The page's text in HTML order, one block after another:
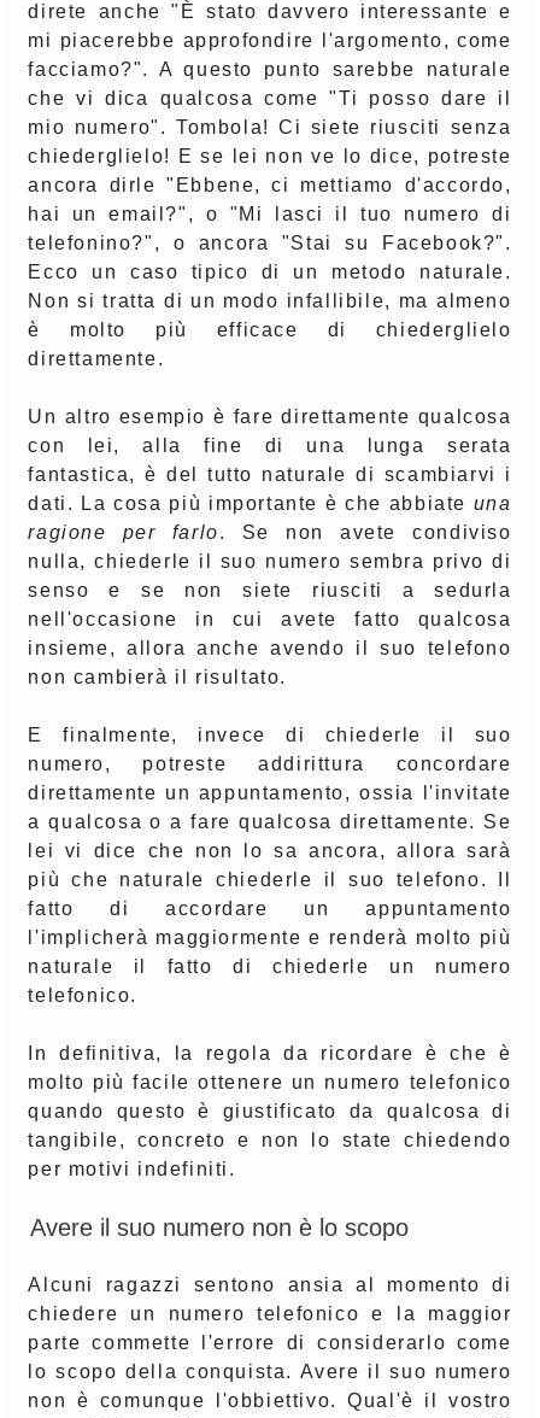
direte anche "È stato davvero interessante e
mi piacerebbe approfondire l'argomento, come
facciamo?". A questo punto sarebbe naturale
che vi dica qualcosa come "Ti posso dare il
mio numero". Tombola! Ci siete riusciti senza
chiederglielo! E se lei non ve lo dice, potreste
ancora dirle "Ebbene, ci mettiamo d'accordo,
hai un email?", o "Mi lasci il tuo numero di
telefonino?", o ancora "Stai su Facebook?".
Ecco un caso tipico di un metodo naturale.
Non si tratta di un modo infallibile, ma almeno
è molto più efficace di chiederglielo
direttamente.
Un altro esempio è fare direttamente qualcosa
con lei, alla fine di una lunga serata
fantastica, è del tutto naturale di scambiarvi i
dati. La cosa più importante è che abbiate una
ragione per farlo. Se non avete condiviso
nulla, chiederle il suo numero sembra privo di
senso e se non siete riusciti a sedurla
nell'occasione in cui avete fatto qualcosa
insieme, allora anche avendo il suo telefono
non cambierà il risultato.
E finalmente, invece di chiederle il suo
numero, potreste addirittura concordare
direttamente un appuntamento, ossia l'invitate
a qualcosa o a fare qualcosa direttamente. Se
lei vi dice che non lo sa ancora, allora sarà
più che naturale chiederle il suo telefono. Il
fatto di accordare un appuntamento
l'implicherà maggiormente e renderà molto più
naturale il fatto di chiederle un numero
telefonico.
In definitiva, la regola da ricordare è che è
molto più facile ottenere un numero telefonico
quando questo è giustificato da qualcosa di
tangibile, concreto e non lo state chiedendo
per motivi indefiniti.
Avere il suo numero non è lo scopo
Alcuni ragazzi sentono ansia al momento di
chiedere un numero telefonico e la maggior
parte commette l'errore di considerarlo come
lo scopo della conquista. Avere il suo numero
non è comunque l'obbiettivo. Qual'è il vostro